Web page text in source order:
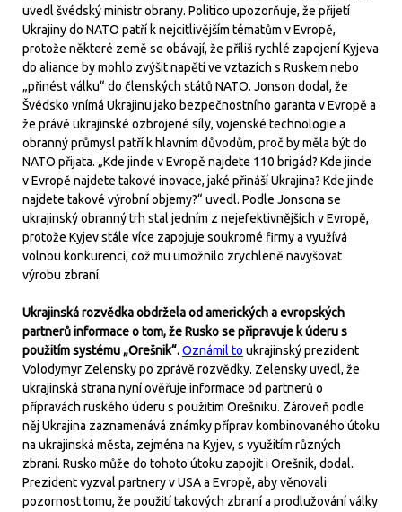
uvedl švédský ministr obrany. Politico upozorňuje, že přijetí
Ukrajiny do NATO patří k nejcitlivějším tématům v Evropě,
protože některé země se obávají, že příliš rychlé zapojení Kyjeva
do aliance by mohlo zvýšit napětí ve vztazích s Ruskem nebo
„přinést válku“ do členských států NATO. Jonson dodal, že
Švédsko vnímá Ukrajinu jako bezpečnostního garanta v Evropě a
že právě ukrajinské ozbrojené síly, vojenské technologie a
obranný průmysl patří k hlavním důvodům, proč by měla být do
NATO přijata. „Kde jinde v Evropě najdete 110 brigád? Kde jinde
v Evropě najdete takové inovace, jaké přináší Ukrajina? Kde jinde
najdete takové výrobní objemy?“ uvedl. Podle Jonsona se
ukrajinský obranný trh stal jedním z nejefektivnějších v Evropě,
protože Kyjev stále více zapojuje soukromé firmy a využívá
volnou konkurenci, což mu umožnilo zrychleně navyšovat
výrobu zbraní.
Ukrajinská rozvědka obdržela od amerických a evropských
partnerů informace o tom, že Rusko se připravuje k úderu s
použitím systému „Orešnik“.Oznámil to ukrajinský prezident
Volodymyr Zelensky po zprávě rozvědky. Zelensky uvedl, že
ukrajinská strana nyní ověřuje informace od partnerů o
přípravách ruského úderu s použitím Orešniku. Zároveň podle
něj Ukrajina zaznamenává známky příprav kombinovaného útoku
na ukrajinská města, zejména na Kyjev, s využitím různých
zbraní. Rusko může do tohoto útoku zapojit i Orešnik, dodal.
Prezident vyzval partnery v USA a Evropě, aby věnovali
pozornost tomu, že použití takových zbraní a prodlužování války